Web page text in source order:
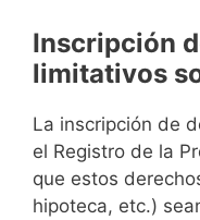
Inscripción
limitativos
La inscripción de
el Registro de la
que estos
hipoteca, etc.)